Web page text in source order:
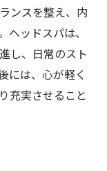
ンスを整え、内
ヘッドスパは、
し、日常のスト
には、心が軽く
充実させること